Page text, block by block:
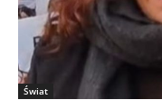
Świat